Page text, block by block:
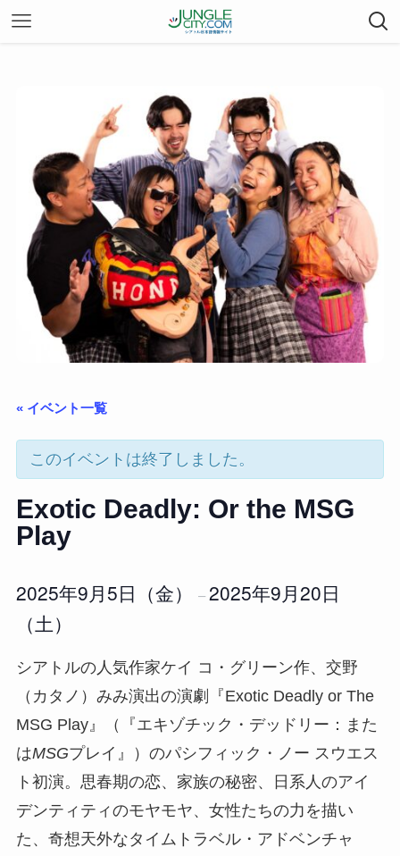
« イベント一覧
このイベントは終了しました。
Exotic Deadly: Or the MSG
Play
2025年9月5日（金） – 2025年9月20日
（土）
シアトルの人気作家ケイ コ・グリーン作、交野
（カタノ）みみ演出の演劇『Exotic Deadly or The
MSG Play』（『エキゾチック・デッドリー：また
はMSGプレイ』）のパシフィック・ノー スウエス
ト初演。思春期の恋、家族の秘密、日系人のアイ
デンティティのモヤモヤ、女性たちの力を描い
た、奇想天外なタイムトラベル・アドベンチャ